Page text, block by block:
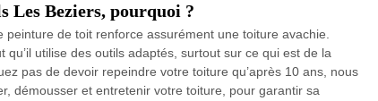
Les Beziers, pourquoi ?
de toit renforce assurément une toiture avachie.
utilise des outils adaptés, surtout sur ce qui est de la
pas de devoir repeindre votre toiture qu’après 10 ans, nous
démousser et entretenir votre toiture, pour garantir sa